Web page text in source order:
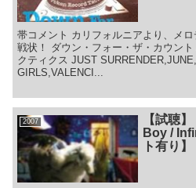
帯コメント カリフォルニアより、メ
戦状！ ダウン・フォー・ザ・カウン
クティクス JUST
GIRLS,VALENCI...
2007
【試聴
Boy /
ト有り】